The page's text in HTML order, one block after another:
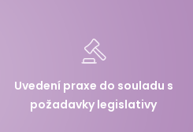
Uvedení praxe do souladu s
požadavky legislativy